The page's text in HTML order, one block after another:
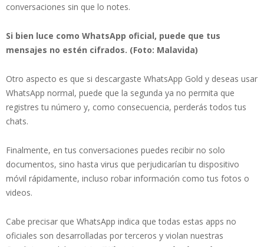
conversaciones sin que lo notes.
Si bien luce como WhatsApp oficial, puede que tus
mensajes no estén cifrados. (Foto: Malavida)
Otro aspecto es que si descargaste WhatsApp Gold y deseas usar
WhatsApp normal, puede que la segunda ya no permita que
registres tu número y, como consecuencia, perderás todos tus
chats.
Finalmente, en tus conversaciones puedes recibir no solo
documentos, sino hasta virus que perjudicarían tu dispositivo
móvil rápidamente, incluso robar información como tus fotos o
videos.
Cabe precisar que WhatsApp indica que todas estas apps no
oficiales son desarrolladas por terceros y violan nuestras